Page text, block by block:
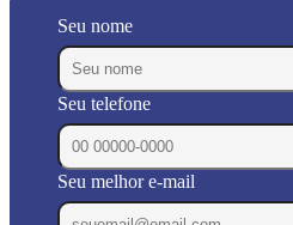
Seu nome
Seu telefone
Seu melhor e-mail